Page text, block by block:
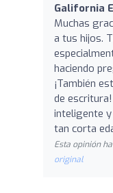
Galifornia
Muchas
a tus hijos.
haciendo
¡También
de
inteligente y
tan corta
Esta opinión
original